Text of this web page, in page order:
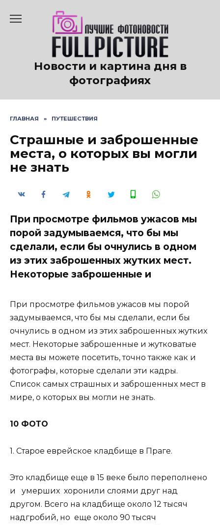
содержанию
Новости и картина дня в
фотографиях
ГЛАВНАЯ » ПУТЕШЕСТВИЯ
Страшные и заброшенные
места, о которых вы могли
не знать
При просмотре фильмов ужасов мы
порой задумываемся, что бы мы
сделали, если бы очнулись в одном
из этих заброшенных жутких мест.
Некоторые заброшенные и
При просмотре фильмов ужасов мы порой
задумываемся, что бы мы сделали, если бы
очнулись в одном из этих заброшенных жутких
мест. Некоторые заброшенные и жутковатые
места вы можете посетить, точно также как и
фотографы, которые сделали эти кадры.
Список самых страшных и заброшенных мест в
мире, о которых вы могли не знать.
10 ФОТО
1. Старое еврейское кладбище в Праге.
Это кладбище еще в 15 веке было переполнено
и умерших хоронили слоями друг над
другом. Всего на кладбище около 12 тысяч
надгробий, но еще около 90 тысяч